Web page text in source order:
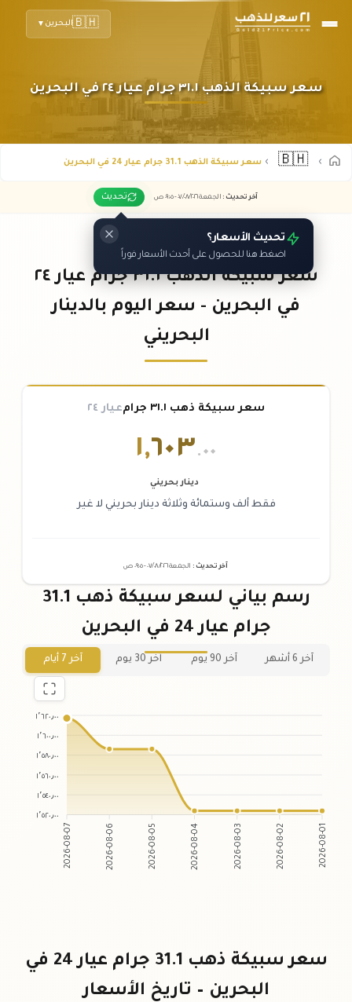
🇧🇭البحرين ▼
سعر سبيكة الذهب ٣١.١ جرام عيار ٢٤ في البحرين
🇧🇭 سعر سبيكة الذهب 31.1 جرام عيار 24 في البحرين
آخر تحديث : الجمعة ٠٧ /٠٨/٢٠٢٦ - ٠٩:٠٥ ص تحديث
تحديث الأسعار؟
اضغط هنا للحصول على أحدث الأسعار فوراً
سعر سبيكة الذهب ٣١.١ جرام عيار ٢٤
في البحرين - سعر اليوم بالدينار
البحريني
سعر سبيكة ذهب ٣١.١ جرام عيار ٢٤
١,٦٠٣.٠٠
دينار بحريني
فقط ألف وستمائة وثلاثة دينار بحريني لا غير
آخر تحديث : الجمعة ٠٧ /٠٨/٢٠٢٦ - ٠٩:٠٥ ص
رسم بياني لسعر سبيكة ذهب 31.1
جرام عيار 24 في البحرين
آخر 6 أشهر آخر 90 يوم آخر 30 يوم آخر 7 أيام
١٬٦٢٠٫٠٠
١٬٦٠٠٫٠٠
١٬٥٨٠٫٠٠
١٬٥٦٠٫٠٠
١٬٥٤٠٫٠٠
١٬٥٢٠٫٠٠
2026-08-07 2026-08-06 2026-08-05 2026-08-04 2026-08-03 2026-08-02 2026-08-01
سعر سبيكة ذهب 31.1 جرام عيار 24 في
البحرين – تاريخ الأسعار